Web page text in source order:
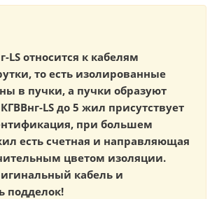
LS относится к кабелям
то есть изолированные
в пучки, а пучки образуют
LS до 5 жил присутствует
при большем
есть счетная и направляющая
цветом изоляции.
кабель и
подделок!